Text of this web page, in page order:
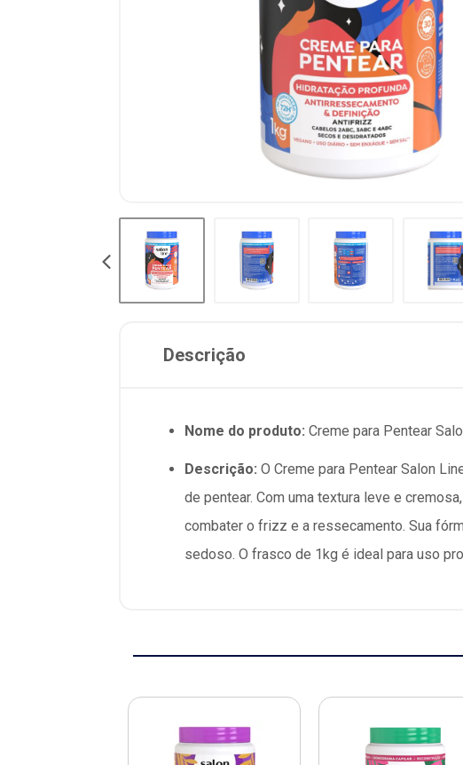
Descrição
Nome do produto: Creme para Pentear
Descrição: O Creme para Pentear Salon
de pentear. Com uma textura leve e
combater o frizz e a ressecamento. Sua
sedoso. O frasco de 1kg é ideal para uso